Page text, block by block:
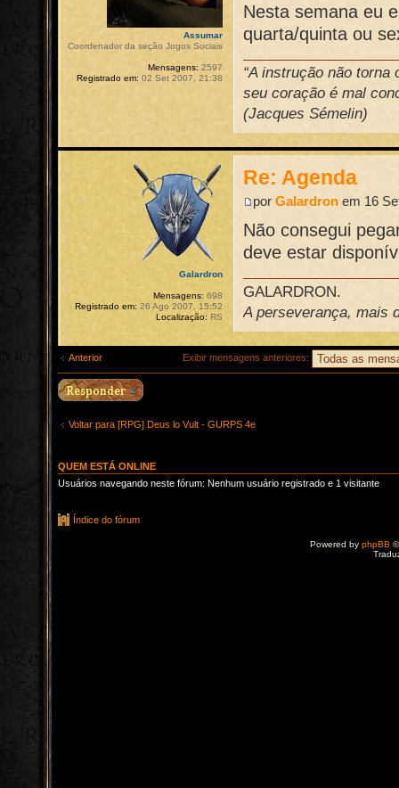
Nesta semana eu
quarta/quinta ou
“A instrução não
seu coração é mal
(Jacques Sémelin)
Assumar
Coordenador da seção Jogos Sociais
Mensagens: 2597
Registrado em: 02 Set 2007, 21:38
Re: Agenda
porGalardron em 16
Não consegui
deve estar
GALARDRON.
A perseverança, mais
Galardron
Mensagens: 698
Registrado em: 26 Ago 2007, 15:52
Localização: RS
Anterior Exibir mensagens anteriores:
Voltar para [RPG] Deus lo Vult - GURPS 4e
QUEM ESTÁ ONLINE
Usuários navegando neste fórum: Nenhum usuário registrado e 1 visitante
Índice do fórum
Powered by phpBB